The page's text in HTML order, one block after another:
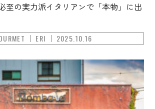
至の実力派イタリアンで「本物」に出
ERI 2025.10.16